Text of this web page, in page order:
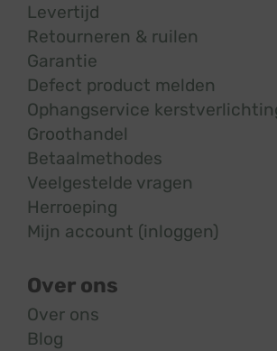
Levertijd
Retourneren & ruilen
Garantie
Defect product melden
Ophangservice
Groothandel
Betaalmethodes
Veelgestelde vragen
Herroeping
Mijn account (inloggen)
Over ons
Over ons
Blog